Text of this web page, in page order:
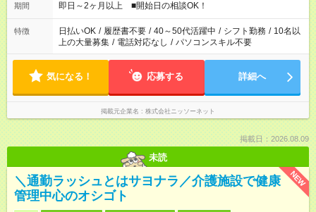
期間 即日～2ヶ月以上 ■開始日の相談OK！
特徴 日払いOK / 履歴書不要 / 40～50代活躍中 / シフト勤務 / 10名以
上の大量募集 / 電話対応なし / パソコンスキル不要
気になる！ 応募する 詳細へ
掲載元企業名 株式会社ニッソーネット
掲載日：2026.08.09
未読
NEW
＼通勤ラッシュとはサヨナラ／介護施設で健康
管理中心のオシゴト